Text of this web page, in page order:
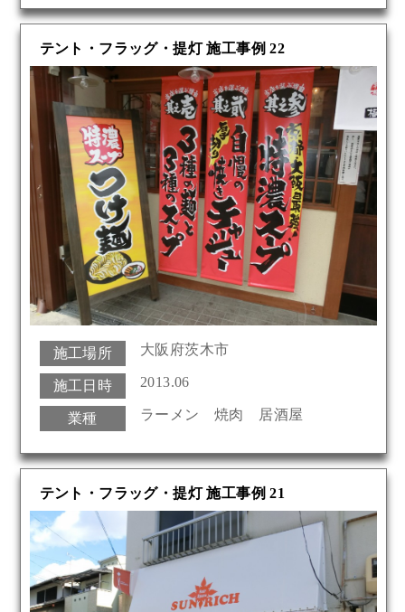
テント・フラッグ・提灯 施工事例 22
施工場所 大阪府茨木市
施工日時 2013.06
業種 ラーメン 焼肉 居酒屋
テント・フラッグ・提灯 施工事例 21